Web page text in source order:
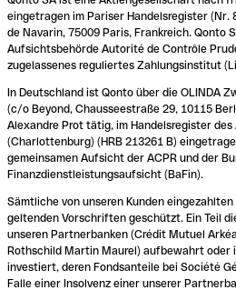
eingetragen im Pariser Handelsregister (Nr.
de Navarin, 75009 Paris, Frankreich. Qonto
Aufsichtsbehörde Autorité de Contrôle
zugelassenes reguliertes Zahlungsinstitut
In Deutschland ist Qonto über die OLINDA
(c/o Beyond, Chausseestraße 29, 10115
Alexandre Prot tätig, im Handelsregister
(Charlottenburg) (HRB 213261 B)
gemeinsamen Aufsicht der ACPR und der
Finanzdienstleistungsaufsicht (BaFin).
Sämtliche von unseren Kunden
geltenden Vorschriften geschützt. Ein Teil
unseren Partnerbanken (Crédit Mutuel
Rothschild Martin Maurel) aufbewahrt oder
investiert, deren Fondsanteile bei Société
Falle einer Insolvenz einer unserer